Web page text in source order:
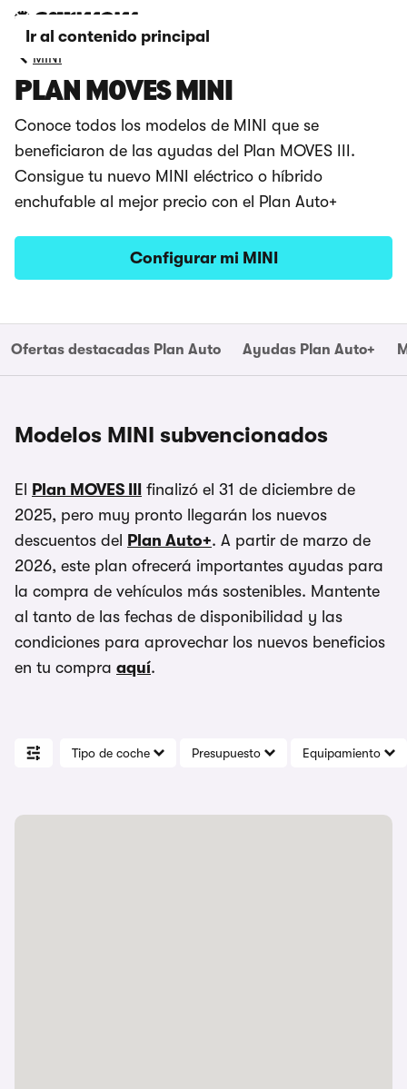
Ir al contenido principal
MINI
PLAN MOVES MINI
Conoce todos los modelos de MINI que se
beneficiaron de las ayudas del Plan MOVES III.
Consigue tu nuevo MINI eléctrico o híbrido
enchufable al mejor precio con el Plan Auto+
Configurar mi MINI
Ofertas destacadas Plan Auto Ayudas Plan Auto+
Modelos MINI subvencionados
El Plan MOVES III
finalizó el 31 de diciembre de
2025, pero muy pronto llegarán los nuevos
descuentos del
Plan Auto+. A partir de marzo de
2026, este plan ofrecerá importantes ayudas para
la compra de vehículos más sostenibles. Mantente
al tanto de las fechas de disponibilidad y las
condiciones para aprovechar los nuevos beneficios
en tu compra aquí.
Tipo de coche Presupuesto Equipamiento